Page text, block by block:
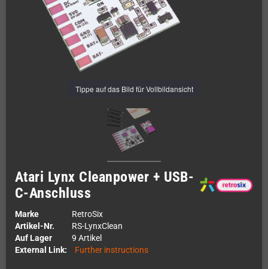
Tippe auf das Bild für Vollbildansicht
Atari Lynx Cleanpower + USB-
C-Anschluss
Marke
RetroSix
Artikel-Nr.
RS-LynxClean
Auf Lager
9 Artikel
External Link:
Further instructions